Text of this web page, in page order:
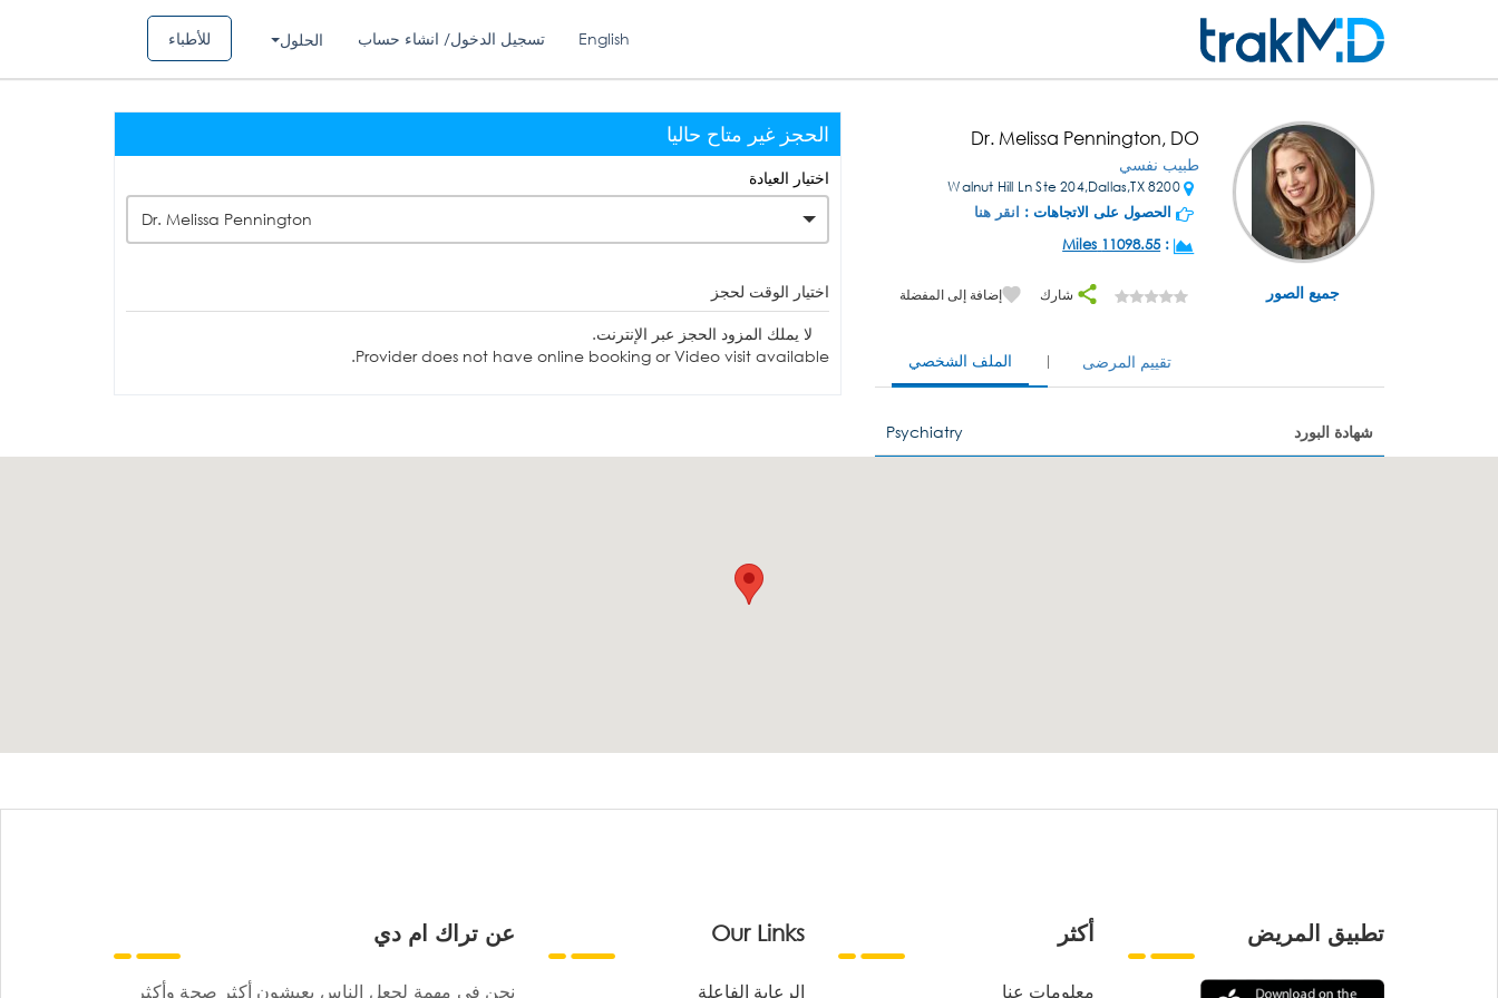
للأطباء الحلول تسجيل الدخول/ انشاء حساب English
جميع الصور
Dr. Melissa Pennington, DO
طبيب نفسي
8200 Walnut Hill Ln Ste 204,Dallas,TX
الحصول على الاتجاهات : انقر هنا
:
11098.55 Miles
شارك إضافة إلى المفضلة
الملف الشخصي تقييم المرضى
شهادة البورد Psychiatry
الحجز غير متاح حاليا
اختيار العيادة
Dr. Melissa Pennington
اختيار الوقت لحجز
لا يملك المزود الحجز عبر الإنترنت.
Provider does not have online booking or Video visit available.
عن تراك ام دي
نحن في مهمة لجعل الناس يعيشون أكثر صحة وأكثر
Our Links
الرعاية الفاعلة
أكثر
معلومات عنا
تطبيق المريض